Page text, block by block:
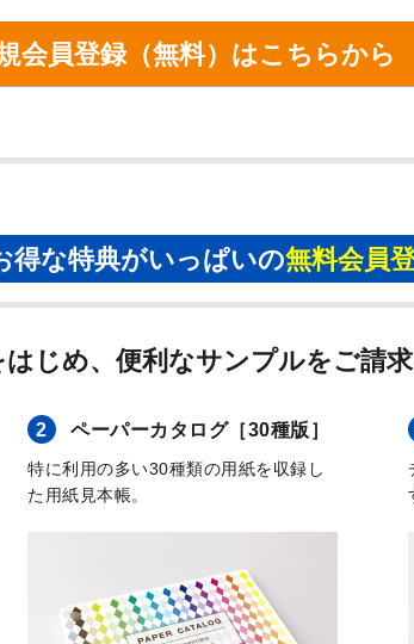
会員登録（無料）はこちらから
得な特典がいっぱいの無料会員
じめ、便利なサンプルをご請求
2 ペーパーカタログ［30種版］
特に利用の多い30種類の用紙を収録し
た用紙見本帳。